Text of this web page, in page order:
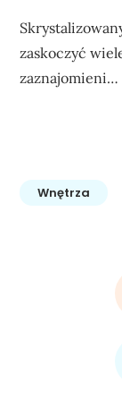
zaskoczyć
zaznajomieni…
Wnętrza